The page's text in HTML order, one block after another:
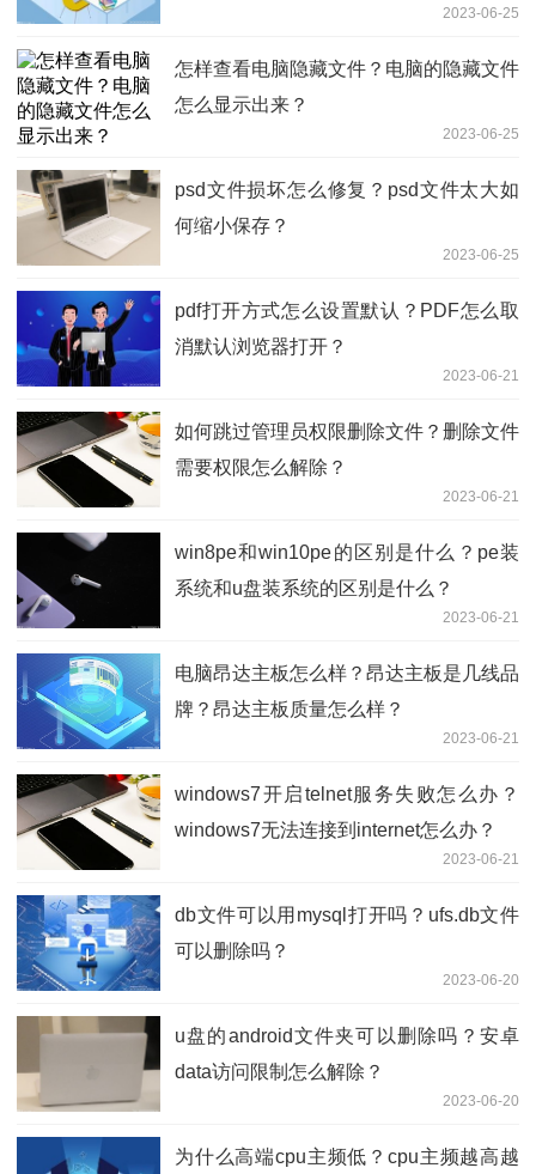
2023-06-25
怎样查看电脑隐藏文件？电脑的隐藏文件
怎么显示出来？
2023-06-25
psd文件损坏怎么修复？psd文件太大如
何缩小保存？
2023-06-25
pdf打开方式怎么设置默认？PDF怎么取
消默认浏览器打开？
2023-06-21
如何跳过管理员权限删除文件？删除文件
需要权限怎么解除？
2023-06-21
win8pe和win10pe的区别是什么？pe装
系统和u盘装系统的区别是什么？
2023-06-21
电脑昂达主板怎么样？昂达主板是几线品
牌？昂达主板质量怎么样？
2023-06-21
windows7开启telnet服务失败怎么办？
windows7无法连接到internet怎么办？
2023-06-21
db文件可以用mysql打开吗？ufs.db文件
可以删除吗？
2023-06-20
u盘的android文件夹可以删除吗？安卓
data访问限制怎么解除？
2023-06-20
为什么高端cpu主频低？cpu主频越高越